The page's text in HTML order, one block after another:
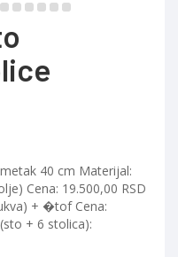
40 cm Materijal:
Cena: 19.500,00 RSD
+ �tof Cena:
+ 6 stolica):